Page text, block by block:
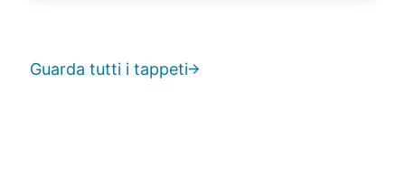
Guarda tutti i tappeti